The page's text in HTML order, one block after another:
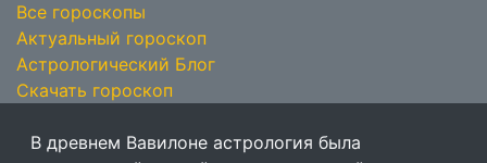
Все гороскопы
Актуальный гороскоп
Астрологический Блог
Скачать гороскоп
В древнем Вавилоне астрология была